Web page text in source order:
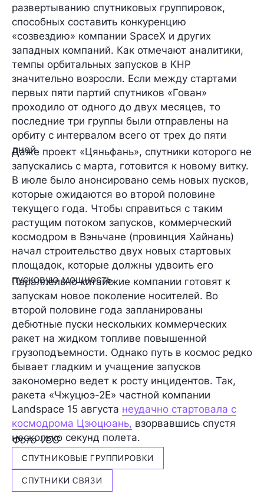
развертыванию спутниковых группировок,
способных составить конкуренцию
«созвездию» компании SpaceX и других
западных компаний. Как отмечают аналитики,
темпы орбитальных запусков в КНР
значительно возросли. Если между стартами
первых пяти партий спутников «Гован»
проходило от одного до двух месяцев, то
последние три группы были отправлены на
орбиту с интервалом всего от трех до пяти
дней.
Даже проект «Цяньфань», спутники которого не
запускались с марта, готовится к новому витку.
В июле было анонсировано семь новых пусков,
которые ожидаются во второй половине
текущего года. Чтобы справиться с таким
растущим потоком запусков, коммерческий
космодром в Вэньчане (провинция Хайнань)
начал строительство двух новых стартовых
площадок, которые должны удвоить его
пусковую мощность.
Параллельно китайские компании готовят к
запускам новое поколение носителей. Во
второй половине года запланированы
дебютные пуски нескольких коммерческих
ракет на жидком топливе повышенной
грузоподъемности. Однако путь в космос редко
бывает гладким и учащение запусков
закономерно ведет к росту инцидентов. Так,
ракета «Чжуцюэ-2Е» частной компании
Landspace 15 августа неудачно стартовала с
космодрома Цзюцюань, взорвавшись спустя
несколько секунд полета.
Фото VCG
СПУТНИКОВЫЕ ГРУППИРОВКИ
СПУТНИКИ СВЯЗИ